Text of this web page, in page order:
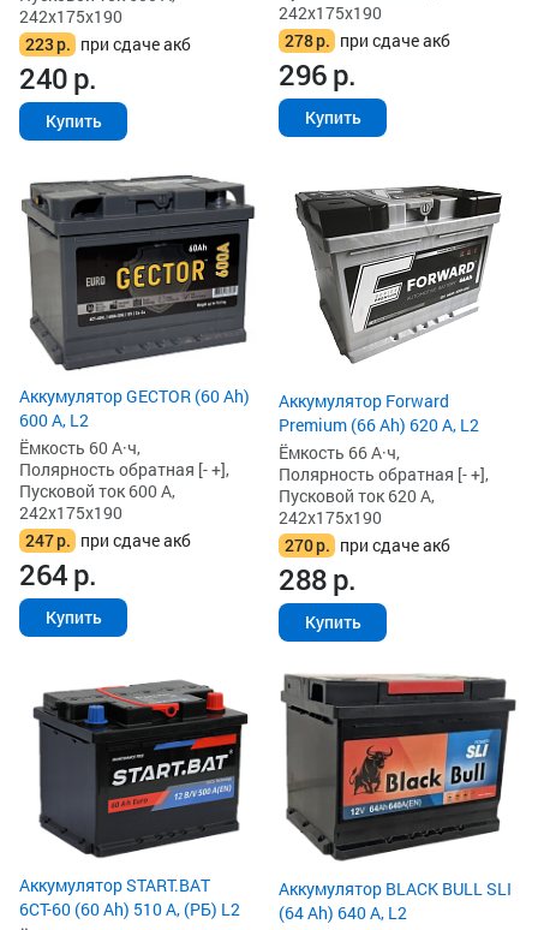
242x175x190
223р. при сдаче акб
240р.
Купить
242x175x190
278р. при сдаче акб
296р.
Купить
Аккумулятор GECTOR (60 Ah)
600 А, L2
Ёмкость 60 А·ч,
Полярность обратная [- +],
Пусковой ток 600 А,
242x175x190
247р. при сдаче акб
264р.
Купить
Аккумулятор Forward
Premium (66 Ah) 620 А, L2
Ёмкость 66 А·ч,
Полярность обратная [- +],
Пусковой ток 620 А,
242x175x190
270р. при сдаче акб
288р.
Купить
Аккумулятор START.BAT
6СТ-60 (60 Ah) 510 А, (РБ) L2
Аккумулятор BLACK BULL SLI
(64 Ah) 640 А, L2